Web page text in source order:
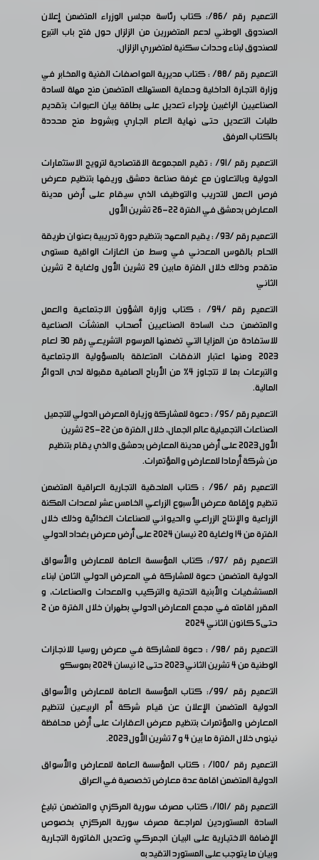
التعميم
رقم /86/: كتاب رئاسة مجلس الوزراء المتضمن إعلان
الصندوق الوطني لدعم المتضررين من الزلزال حول فتح باب التبرع
للصندوق لبناء وحدات سكنية لمتضرري الزلزال.
التعميم رقم /88/ : كتاب مديرية المواصفات الفنية والمخابر في
وزارة التجارة الداخلية وحماية المستهلك المتضمن منح مهلة للسادة
الصناعيين الراغبين بإجراء تعديل على بطاقة بيان العبوات بتقديم
طلبات التعديل حتى نهاية العام الجاري وبشروط منح محددة
بالكتاب المرفق
التعميم رقم /91/ : تقيم المجموعة الاقتصادية لترويج الاستثمارات
الدولية وبالتعاون مع غرفة صناعة دمشق وريفها بتنظيم معرض
فرص العمل للتدريب والتوظيف الذي سيقام على أرض مدينة
المعارض بدمشق في الفترة 22-26 تشرين الأول
التعميم رقم /93/ : يقيم المعهد بتنظيم دورة تدريبية بعنوان طريقة
اللحام بالقوس المعدني في وسط من الغازات الواقية مستوى
متقدم وذلك خلال الفترة مابين 29 تشرين الأول ولغاية 2 تشرين
الثاني
التعميم رقم /94/ : كتاب وزارة الشؤون الاجتماعية والعمل
والمتضمن حث السادة الصناعيين أصحاب المنشآت الصناعية
للاستفادة من المزايا التي تضمنها المرسوم التشريعي رقم 30 لعام
2023 ومنها اعتبار النفقات المتعلقة بالمسؤولية الاجتماعية
والتبرعات بما لا تتجاوز 4% من الأرباح الصافية مقبولة لدى الدوائر
المالية.
التعميم رقم /95/ : دعوة للمشاركة وزيارة المعرض الدولي للتجميل
الصناعات التجميلية عالم الجمال، خلال الفترة من 22-25 تشرين
الأول 2023 على أرض مدينة المعارض بدمشق والذي يقام بتنظيم
من شركة أرمادا للمعارض والمؤتمرات.
التعميم رقم /96/ : كتاب الملحقية التجارية العراقية المتضمن
تنظيم وإقامة معرض الأسبوع الزراعي الخامس عشر لمعدات المكنة
الزراعية والإنتاج الزراعي والحيواني للصناعات الغذائية وذلك خلال
الفترة من 14 ولغاية 20 نيسان 2024 على أرض معرض بغداد الدولي
التعميم رقم /97/: كتاب المؤسسة العامة للمعارض والأسواق
الدولية المتضمن دعوة للمشاركة في المعرض الدولي الثامن لبناء
المستشفيات والأبنية التحتية والتركيب والمعدات والصناعات، و
المقرر اقامته في مجمع المعارض الدولي بطهران خلال الفترة من 2
حتى5 كانون الثاني 2024
التعميم رقم /98/ : دعوة للمشاركة في معرض روسيا للانجازات
الوطنية من 4 تشرين الثاني 2023 حتى 12 نيسان 2024 بموسكو
التعميم رقم /99/: كتاب المؤسسة العامة للمعارض والأسواق
الدولية المتضمن الإعلان عن قيام شركة أم الربيعين لتنظيم
المعارض والمؤتمرات بتنظيم معرض العقارات على أرض محافظة
نينوى خلال الفترة ما بين 4 و 7 تشرين الأول 2023.
التعميم رقم /100/ : كتاب المؤسسة العامة للمعارض والأسواق
الدولية المتضمن اقامة عدة معارض تخصصية في العراق
التعميم رقم /101/: كتاب مصرف سورية المركزي والمتضمن تبليغ
السادة المستوردين لمراجعة مصرف سورية المركزي بخصوص
الإضافة الاختيارية على البيان الجمركي وتعديل الفاتورة التجارية
وبيان ما يتوجب على المستورد التقيد به